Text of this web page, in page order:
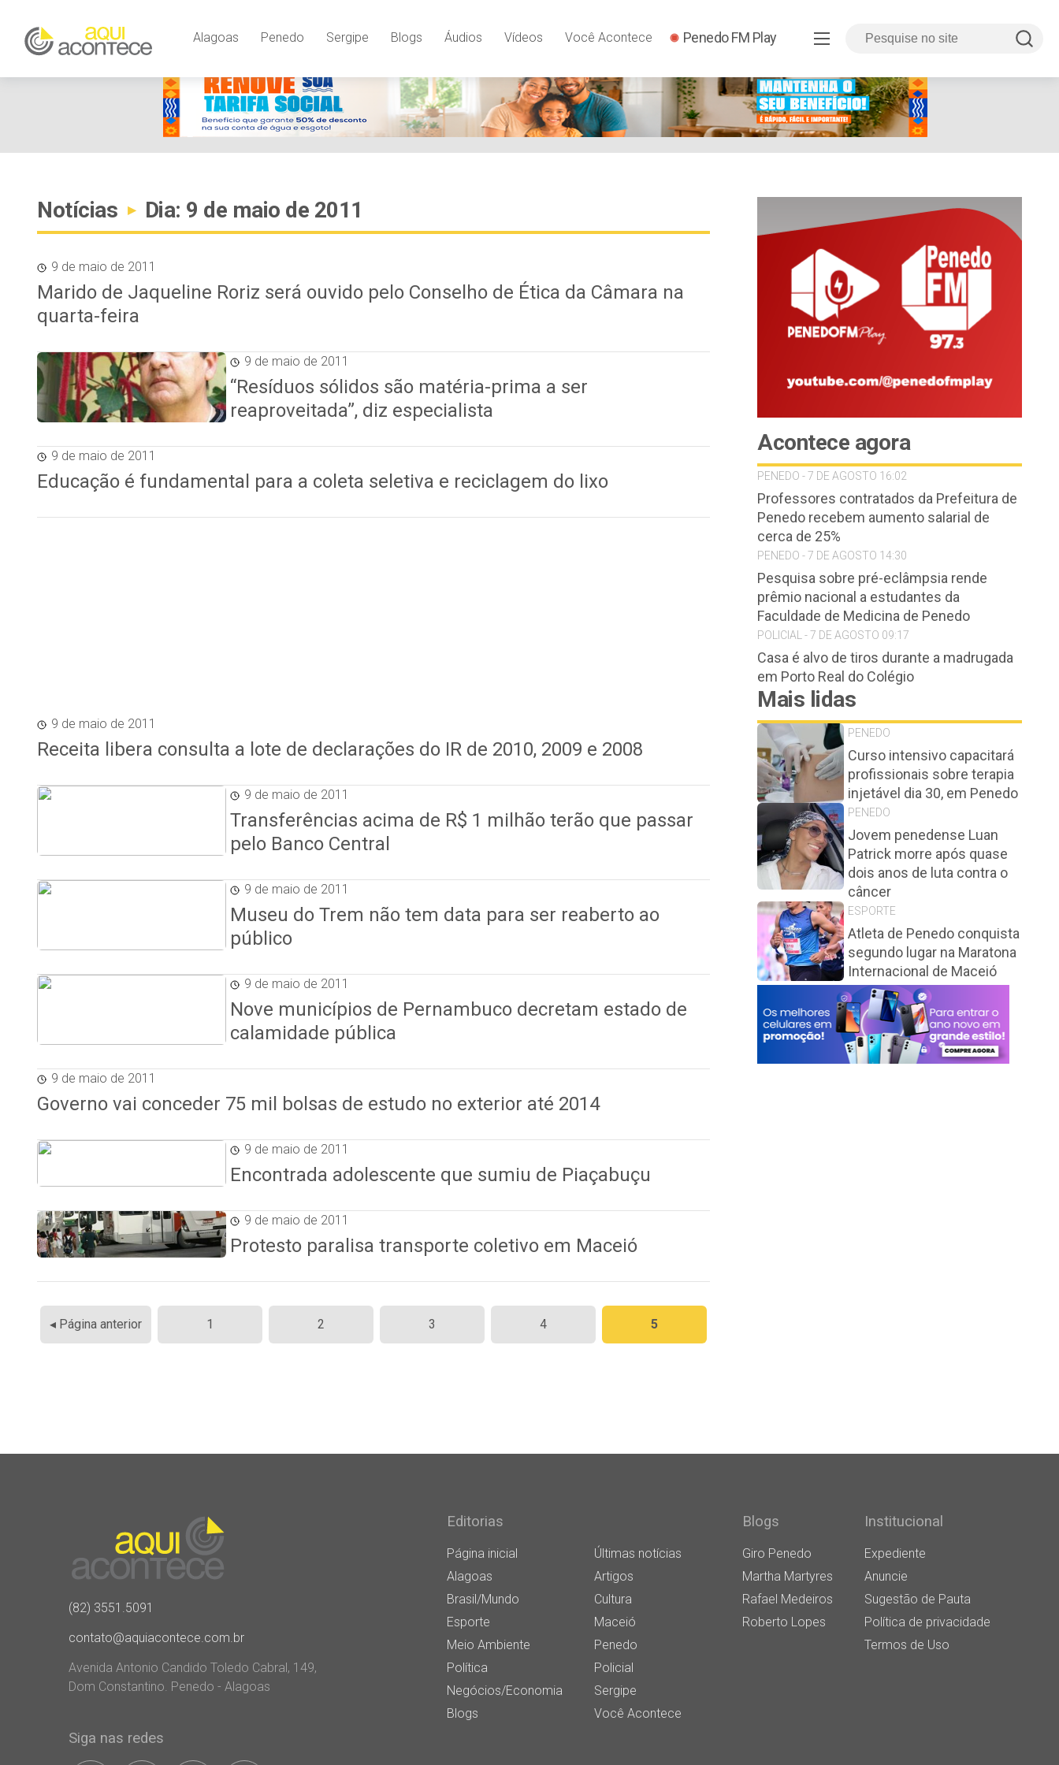
Alagoas Penedo Sergipe Blogs Áudios Vídeos Você Acontece Penedo FM Play
Notícias ▸ Dia: 9 de maio de 2011
9 de maio de 2011
Marido de Jaqueline Roriz será ouvido pelo Conselho de Ética da Câmara na
quarta-feira
9 de maio de 2011
“Resíduos sólidos são matéria-prima a ser
reaproveitada”, diz especialista
9 de maio de 2011
Educação é fundamental para a coleta seletiva e reciclagem do lixo
9 de maio de 2011
Receita libera consulta a lote de declarações do IR de 2010, 2009 e 2008
9 de maio de 2011
Transferências acima de R$ 1 milhão terão que passar
pelo Banco Central
9 de maio de 2011
Museu do Trem não tem data para ser reaberto ao
público
9 de maio de 2011
Nove municípios de Pernambuco decretam estado de
calamidade pública
9 de maio de 2011
Governo vai conceder 75 mil bolsas de estudo no exterior até 2014
9 de maio de 2011
Encontrada adolescente que sumiu de Piaçabuçu
9 de maio de 2011
Protesto paralisa transporte coletivo em Maceió
Paginação
de
◂ Página anterior 1 2 3 4 5
Acontece agora
PENEDO - 7 DE AGOSTO 16:02
Professores contratados da Prefeitura de
Penedo recebem aumento salarial de
cerca de 25%
PENEDO - 7 DE AGOSTO 14:30
Pesquisa sobre pré-eclâmpsia rende
prêmio nacional a estudantes da
Faculdade de Medicina de Penedo
POLICIAL - 7 DE AGOSTO 09:17
Casa é alvo de tiros durante a madrugada
em Porto Real do Colégio
Mais lidas
PENEDO
Curso intensivo capacitará
profissionais sobre terapia
injetável dia 30, em Penedo
PENEDO
Jovem penedense Luan
Patrick morre após quase
dois anos de luta contra o
câncer
ESPORTE
Atleta de Penedo conquista
segundo lugar na Maratona
Internacional de Maceió
(82) 3551.5091
contato@aquiacontece.com.br
Avenida Antonio Candido Toledo Cabral, 149,
Dom Constantino. Penedo - Alagoas
Siga nas redes
Editorias
Página inicial
Últimas notícias
Alagoas
Artigos
Brasil/Mundo
Cultura
Esporte
Maceió
Meio Ambiente
Penedo
Política
Policial
Negócios/Economia
Sergipe
Blogs
Você Acontece
Blogs
Giro Penedo
Martha Martyres
Rafael Medeiros
Roberto Lopes
Institucional
Expediente
Anuncie
Sugestão de Pauta
Política de privacidade
Termos de Uso